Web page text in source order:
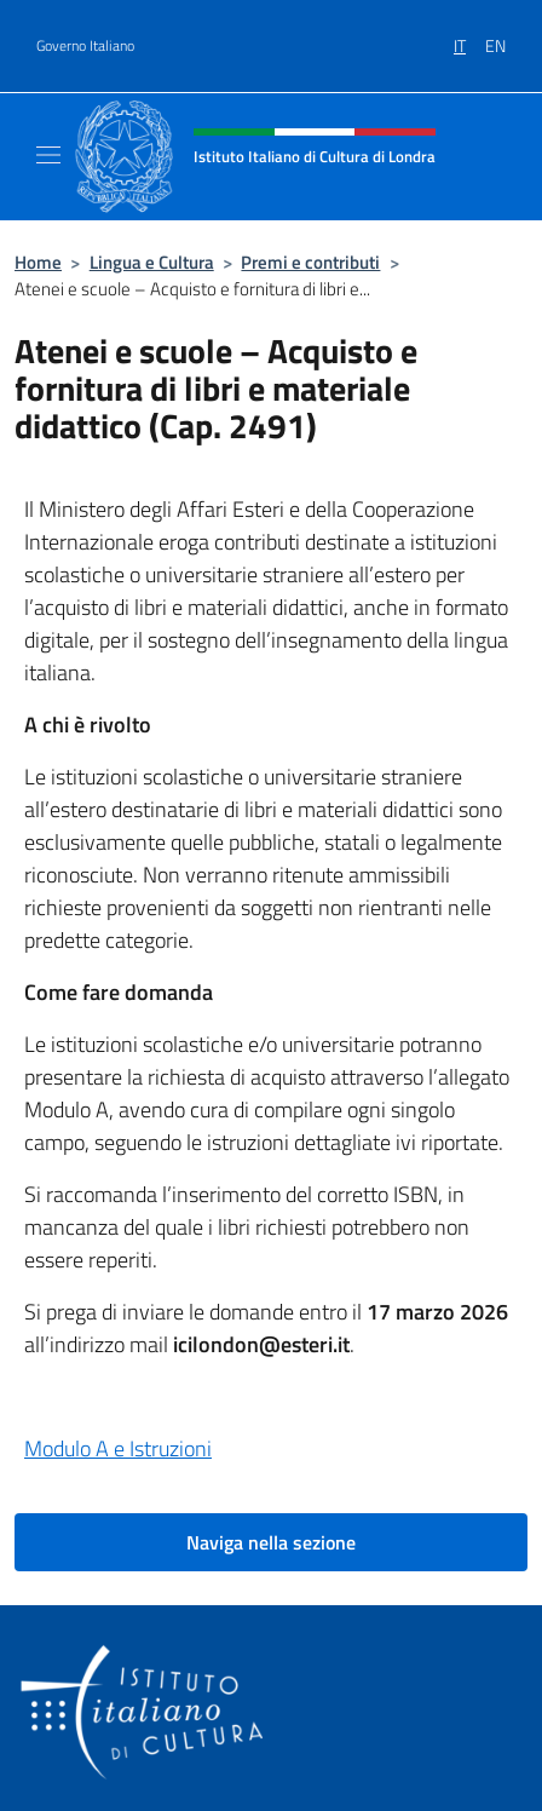
Governo Italiano IT EN
Intestazione sito, social e menù
Istituto Italiano di Cultura di Londra
Home > Lingua e Cultura > Premi e contributi >
Atenei e scuole – Acquisto e fornitura di libri e...
Atenei e scuole – Acquisto e
fornitura di libri e materiale
didattico (Cap. 2491)
Il Ministero degli Affari Esteri e della Cooperazione
Internazionale eroga contributi destinate a istituzioni
scolastiche o universitarie straniere all’estero per
l’acquisto di libri e materiali didattici, anche in formato
digitale, per il sostegno dell’insegnamento della lingua
italiana.
A chi è rivolto
Le istituzioni scolastiche o universitarie straniere
all’estero destinatarie di libri e materiali didattici sono
esclusivamente quelle pubbliche, statali o legalmente
riconosciute. Non verranno ritenute ammissibili
richieste provenienti da soggetti non rientranti nelle
predette categorie.
Come fare domanda
Le istituzioni scolastiche e/o universitarie potranno
presentare la richiesta di acquisto attraverso l’allegato
Modulo A, avendo cura di compilare ogni singolo
campo, seguendo le istruzioni dettagliate ivi riportate.
Si raccomanda l’inserimento del corretto ISBN, in
mancanza del quale i libri richiesti potrebbero non
essere reperiti.
Si prega di inviare le domande entro il 17 marzo 2026
all’indirizzo mail icilondon@esteri.it.
Modulo A e Istruzioni
Naviga nella sezione